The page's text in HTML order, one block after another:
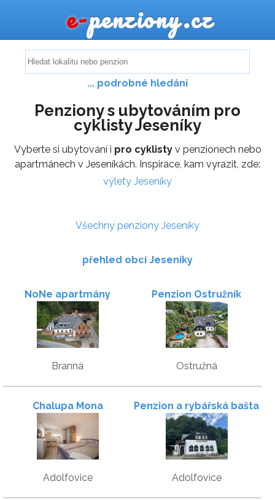
e-penziony.cz
... podrobné hledání
Penziony s ubytováním pro
cyklisty Jeseníky
Vyberte si ubytování i pro cyklistyv penzionech nebo
apartmánech v Jeseníkách. Inspirace, kam vyrazit, zde:
výlety Jeseníky
Všechny penziony Jeseníky
přehled obcí Jeseníky
NoNe apartmány
Branná
Penzion Ostružník
Ostružná
Chalupa Mona
Adolfovice
Penzion a rybářská bašta
U Jesetera
Adolfovice